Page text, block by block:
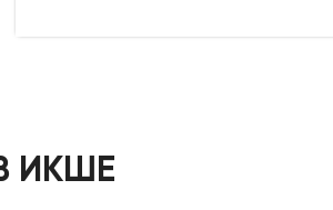
ИКШЕ